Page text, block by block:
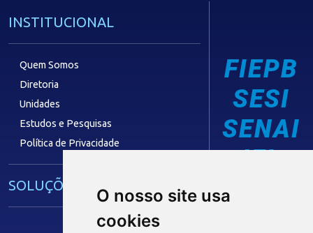
O nosso site usa
cookies
INSTITUCIONAL
Quem Somos
Diretoria
Unidades
Estudos e Pesquisas
Política de Privacidade
SOLUÇÕES E SERVIÇOS
FIEPB
SESI
SENAI
IEL